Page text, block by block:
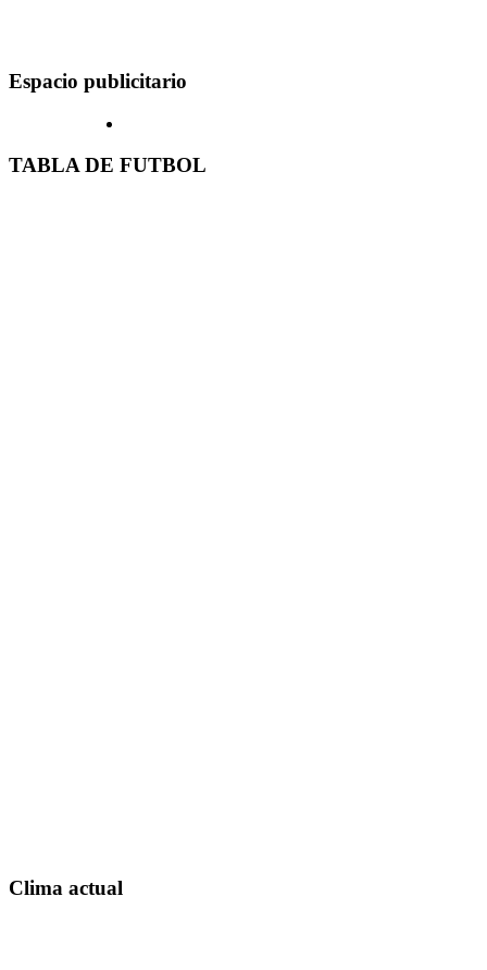
Espacio publicitario
TABLA DE FUTBOL
Clima actual